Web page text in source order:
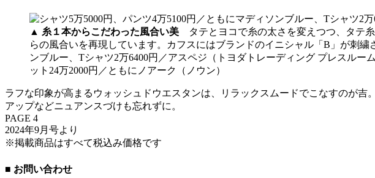
▲ 糸１本からこだわった風合い美 タテとヨコで糸の太さを変えつつ、タテ
らの風合いを再現しています。カフスにはブランドのイニシャル「B」が刺
ンブルー、Tシャツ2万6400円／アスペジ（トヨダトレーディング プレスル
ット24万2000円／ともにノアーク（ノウン）
ラフな印象が高まるウォッシュドウエスタンは、リラックスムードでこなすのが
アップなどニュアンスづけも忘れずに。
PAGE 4
2024年9月号より
※掲載商品はすべて税込み価格です
■ お問い合わせ